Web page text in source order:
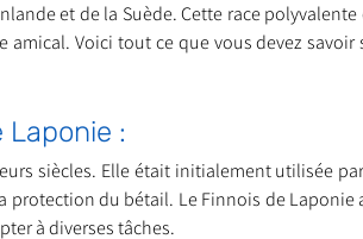
Annonce Appel aux dons
Comportement du chat
Ils sont réservés Les
et de la Suède. Cette race polyvalente
Voici tout ce que vous devez savoir
:
siècles. Elle était initialement utilisée
du bétail. Le Finnois de Laponie
à diverses tâches.